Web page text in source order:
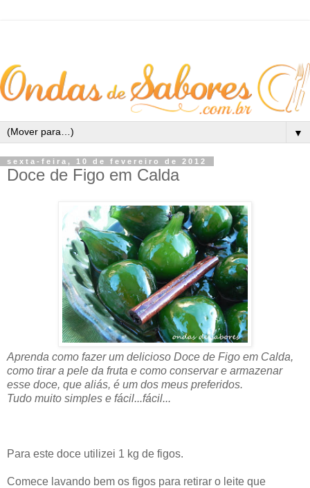
▼
sexta-feira, 10 de fevereiro de 2012
Doce de Figo em Calda
Aprenda como fazer um delicioso Doce de Figo em Calda,
como tirar a pele da fruta e como conservar e armazenar
esse doce, que aliás, é um dos meus preferidos.
Tudo muito simples e fácil...fácil...
Para este doce utilizei 1 kg de figos.
Comece lavando bem os figos para retirar o leite que